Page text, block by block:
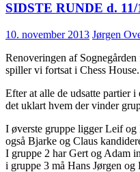
SIDSTE RUNDE d.
10. november 2013 Jørgen
Renoveringen af
spiller vi fortsat i Chess House.
Efter at alle de udsatte partier
det uklart hvem der vinder
I øverste gruppe ligger Leif
også Bjarke og Claus
I gruppe 2 har Gert og Adam
i gruppe 3 må Hans Jørgen